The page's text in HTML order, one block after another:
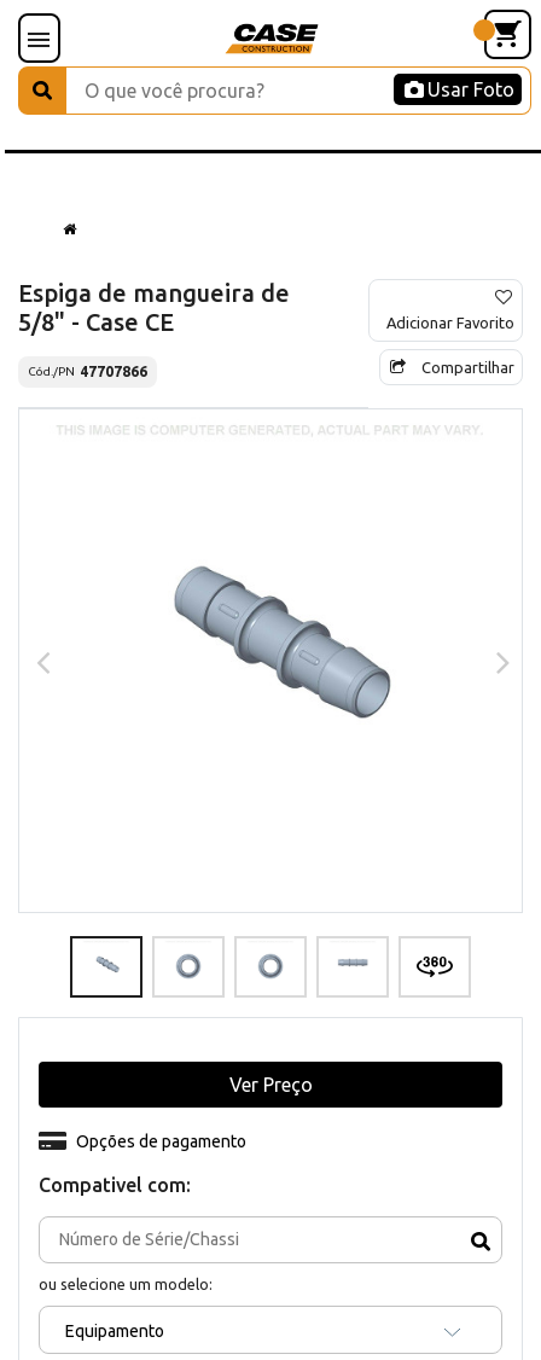
Usar Foto
Espiga de mangueira de
5/8" - Case CE
Cód./PN 47707866
Adicionar Favorito
Compartilhar
Compativel com:
ou selecione um modelo:
Equipamento
Opções de pagamento
Ver Preço